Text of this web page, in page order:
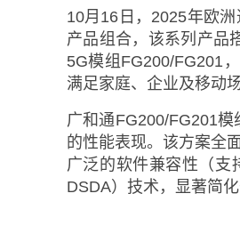
10月16日，2025年欧
产品组合，该系列产品
5G模组FG200/FG201
满足家庭、企业及移动
广和通FG200/FG201
的性能表现。该方案全
广泛的软件兼容性（支
DSDA）技术，显著简